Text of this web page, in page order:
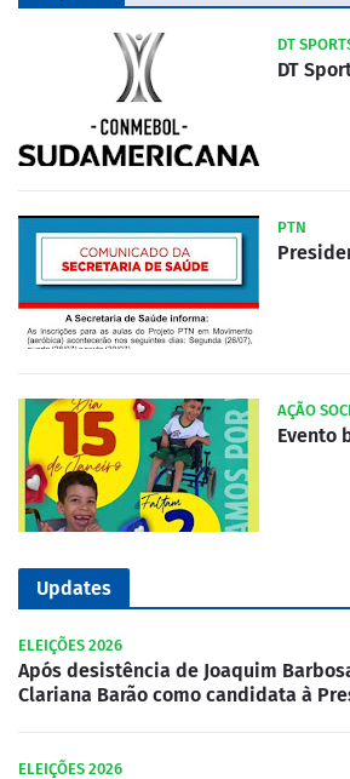
DT
DT
PTN
AÇÃO
Evento
Updates
ELEIÇÕES 2026
Após desistência de Joaquim
Clariana Barão como candidata à
ELEIÇÕES 2026